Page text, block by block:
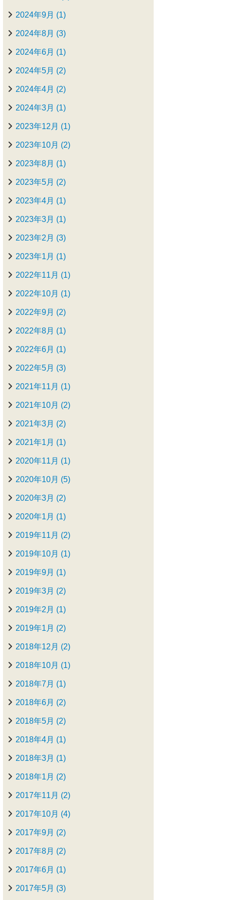
2024年9月 (1)
2024年8月 (3)
2024年6月 (1)
2024年5月 (2)
2024年4月 (2)
2024年3月 (1)
2023年12月 (1)
2023年10月 (2)
2023年8月 (1)
2023年5月 (2)
2023年4月 (1)
2023年3月 (1)
2023年2月 (3)
2023年1月 (1)
2022年11月 (1)
2022年10月 (1)
2022年9月 (2)
2022年8月 (1)
2022年6月 (1)
2022年5月 (3)
2021年11月 (1)
2021年10月 (2)
2021年3月 (2)
2021年1月 (1)
2020年11月 (1)
2020年10月 (5)
2020年3月 (2)
2020年1月 (1)
2019年11月 (2)
2019年10月 (1)
2019年9月 (1)
2019年3月 (2)
2019年2月 (1)
2019年1月 (2)
2018年12月 (2)
2018年10月 (1)
2018年7月 (1)
2018年6月 (2)
2018年5月 (2)
2018年4月 (1)
2018年3月 (1)
2018年1月 (2)
2017年11月 (2)
2017年10月 (4)
2017年9月 (2)
2017年8月 (2)
2017年6月 (1)
2017年5月 (3)